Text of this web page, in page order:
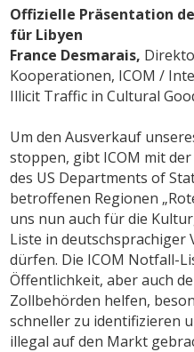
Offizielle Präsentation
für Libyen
France Desmarais,
Kooperationen, ICOM /
Illicit Traffic in Cultural
Um den Ausverkauf
stoppen, gibt ICOM mit
des US Departments of
betroffenen Regionen
uns nun auch für die
Liste in deutschsprachiger
dürfen. Die ICOM Notfall-
Öffentlichkeit, aber auch
Zollbehörden helfen,
schneller zu identifizieren
illegal auf den Markt